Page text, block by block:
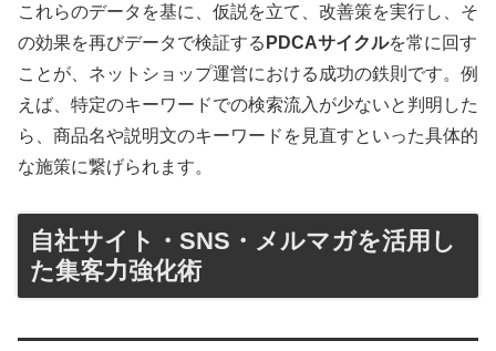
これらのデータを基に、仮説を立て、改善策を実行し、そ
の効果を再びデータで検証する PDCAサイクルを常に回す
ことが、ネットショップ運営における成功の鉄則です。例
えば、特定のキーワードでの検索流入が少ないと判明した
ら、商品名や説明文のキーワードを見直すといった具体的
な施策に繋げられます。
自社サイト・SNS・メルマガを活用し
た集客力強化術